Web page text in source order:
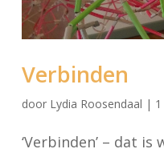
Verbinden
door Lydia Roosendaal |
‘Verbinden’ – dat